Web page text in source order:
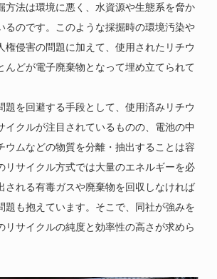
方法は環境に悪く、水資源や生態系を脅か
るのです。このような採掘時の環境汚染や
権侵害の問題に加えて、使用されたリチウ
んどが電子廃棄物となって埋め立てられて
題を回避する手段として、使用済みリチウ
イクルが注目されているものの、電池の中
ウムなどの物質を分離・抽出することは容
リサイクル方式では大量のエネルギーを必
される有毒ガスや廃棄物を回収しなければ
題も抱えています。そこで、同社が強みを
リサイクルの純度と効率性の高さが求めら